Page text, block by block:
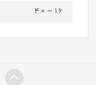
1.6 ~ 4.0